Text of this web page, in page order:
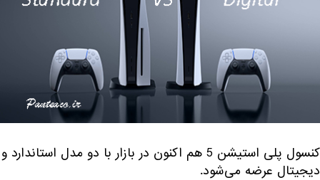
کنسول پلی استیشن 5 هم اکنون در بازار با دو مدل استاندارد و
دیجیتال عرضه می‌شود.